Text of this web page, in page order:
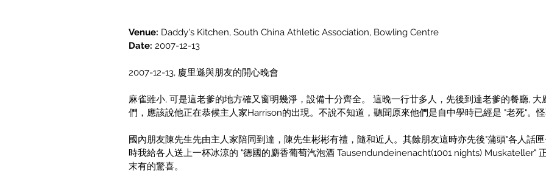
Venue: Daddy's Kitchen, South China Athletic Association, Bowling Centre
Date: 2007-12-13
2007-12-13, 廈里遜與朋友的開心晚會
麻雀雖小, 可是這老爹的地方確又窗明幾淨，設備十分齊全。 這晚一行廿多人，先後到達老爹的餐廳,
們，應該說他正在恭候主人家Harrison的出現。不說不知道，聽聞原來他們是自中學時已經是 "老死"。
國內朋友陳先生先由主人家陪同到達，陳先生彬彬有禮，隨和近人。其餘朋友這時亦先後"蒲頭"各人話
時我給各人送上一杯冰涼的 "德國的麝香葡萄汽泡酒 Tausendundeinenacht(1001 nights) Muskateller"
末有的驚喜。